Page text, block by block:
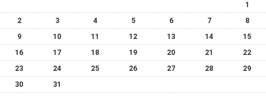
1
2
3 4 5 6 7
8
9
10 11 12 13 14
15
16
17 18 19 20 21
22
23
24 25 26 27 28
29
30
31